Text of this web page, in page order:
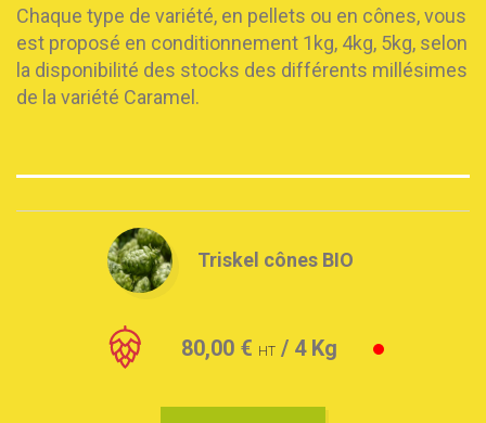
Chaque type de variété, en pellets ou en cônes, vous
est proposé en conditionnement 1kg, 4kg, 5kg, selon
la disponibilité des stocks des différents millésimes
de la variété Caramel.
Triskel cônes BIO
80,00 € HT / 4 Kg